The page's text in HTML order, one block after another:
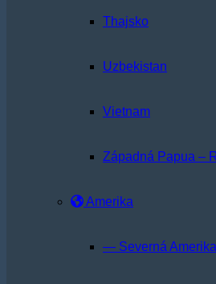
Thajsko
Uzbekistan
Vietnam
Západná Papua –
Amerika
— Severná